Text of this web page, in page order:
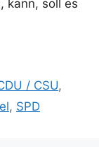
kann, soll es
/ CSU,
, SPD